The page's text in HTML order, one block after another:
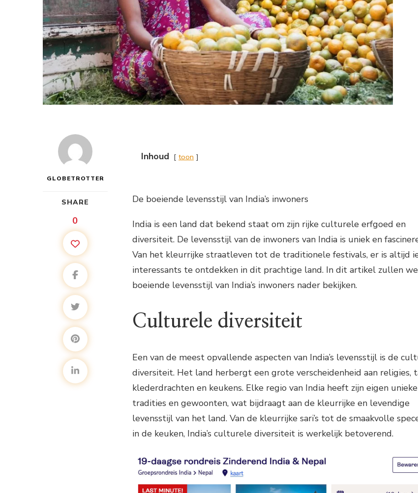
GLOBETROTTER
SHARE
0
Inhoud toon
De boeiende levensstijl van India’s inwoners
India is een land dat bekend staat om zijn rijke culturele erfgoed en
diversiteit. De levensstijl van de inwoners van India is uniek en
Van het kleurrijke straatleven tot de traditionele festivals, er is altijd
interessants te ontdekken in dit prachtige land. In dit artikel zullen
boeiende levensstijl van India’s inwoners nader bekijken.
Culturele diversiteit
Een van de meest opvallende aspecten van India’s levensstijl is de
diversiteit. Het land herbergt een grote verscheidenheid aan religies,
klederdrachten en keukens. Elke regio van India heeft zijn eigen unieke
tradities en gewoonten, wat bijdraagt aan de kleurrijke en levendige
levensstijl van het land. Van de kleurrijke sari’s tot de smaakvolle
in de keuken, India’s culturele diversiteit is werkelijk betoverend.